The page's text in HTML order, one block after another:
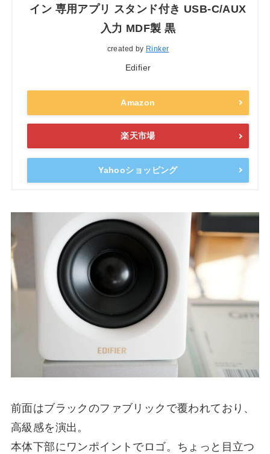
イン 専用アプリ スタンド付き USB-C/AUX
入力 MDF製 黒
created by Rinker
Edifier
Amazon
楽天市場
Yahooショッピング
前面はブラックのファブリックで覆われており、
高級感を演出。
本体下部にワンポイントでロゴ。ちょっと目立つ